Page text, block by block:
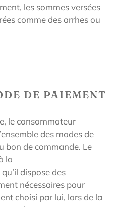
les sommes versées
comme des arrhes ou
DE PAIEMENT
le consommateur
des modes de
bon de commande. Le
la
qu’il dispose des
nécessaires pour
choisi par lui, lors de la